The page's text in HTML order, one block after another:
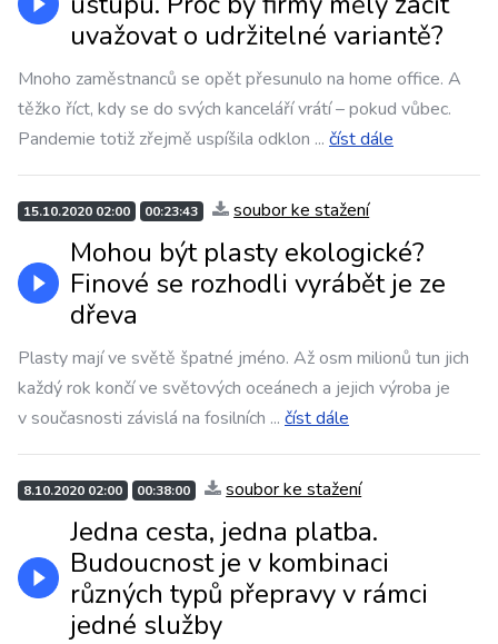
uvažovat o udržitelné variantě?
Mnoho zaměstnanců se opět přesunulo na home office. A
těžko říct, kdy se do svých kanceláří vrátí – pokud vůbec.
Pandemie totiž zřejmě uspíšila odklon ... číst dále
15.10.2020 02:00 00:23:43 soubor ke stažení
Mohou být plasty ekologické?
Finové se rozhodli vyrábět je ze
dřeva
Plasty mají ve světě špatné jméno. Až osm milionů tun jich
každý rok končí ve světových oceánech a jejich výroba je
v současnosti závislá na fosilních ... číst dále
8.10.2020 02:00 00:38:00 soubor ke stažení
Jedna cesta, jedna platba.
Budoucnost je v kombinaci
různých typů přepravy v rámci
jedné služby